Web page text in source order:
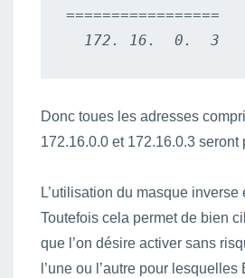
=================
172. 16.  0.  3
Donc toues les adresses
172.16.0.0 et 172.16.0.3 seront
L’utilisation du masque
Toutefois cela permet de bien
que l’on désire activer sans
l’une ou l’autre pour